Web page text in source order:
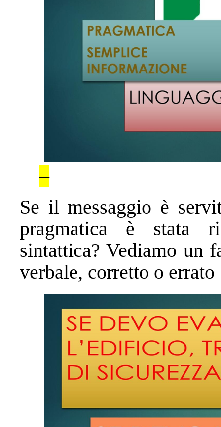
–
Se il messaggio è
pragmatica è stata
sintattica? Vediamo un
verbale, corretto o errato